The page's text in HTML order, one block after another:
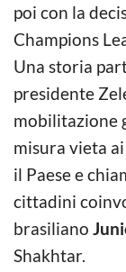
poi con la
Champions
Una storia
presidente
mobilitazione
misura vieta
il Paese e
cittadini
brasiliano
Shakhtar.